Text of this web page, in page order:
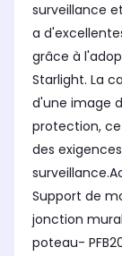
surveillance
a
grâce à
Starlight. La
d'une image
protection,
des
Support de
jonction
poteau-